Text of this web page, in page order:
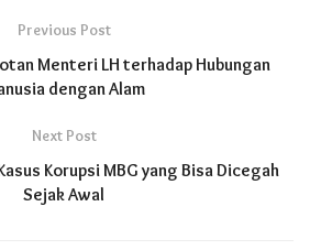
Previous Post
Menteri LH terhadap Hubungan
dengan Alam
Next Post
Korupsi MBG yang Bisa Dicegah
Sejak Awal